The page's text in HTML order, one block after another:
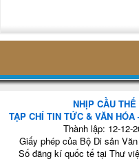
NHỊP CẦU
TẠP CHÍ TIN TỨC & VĂN
Thành lập: 12-12-
Giấy phép của Bộ Di sản
Số đăng kí quốc tế tại Thư